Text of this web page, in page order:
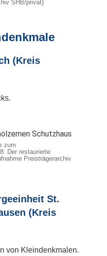
SHB/privat)
(Kreis
zum
Der restaurierte
Preisträgerarchiv
St.
(Kreis
von Kleindenkmalen.